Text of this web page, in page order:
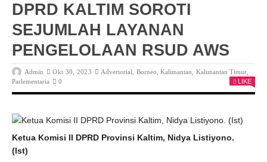
DPRD KALTIM SOROTI
SEJUMLAH LAYANAN
PENGELOLAAN RSUD AWS
Admin Okt 30, 2023 Advertorial, Borneo,Kalimantan,Kalimantan Timur,
Parlementaria
0 LIKE
Ketua Komisi II DPRD Provinsi Kaltim, Nidya Listiyono.
(Ist)